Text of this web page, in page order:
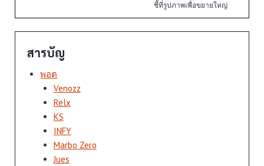
ชี้ที่รูปภาพเพื่อขยายใหญ่
สารบัญ
พอต
Venozz
Relx
KS
INFY
Marbo Zero
Jues